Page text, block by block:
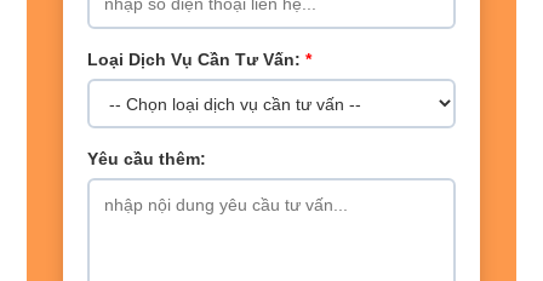
Loại Dịch Vụ Cần Tư Vấn: *
Yêu cầu thêm: